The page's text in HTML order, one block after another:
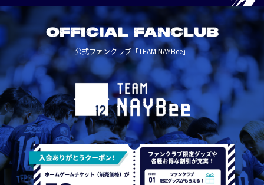
OFFICIAL FANCLUB
公式ファンクラブ「TEAM NAYBee」